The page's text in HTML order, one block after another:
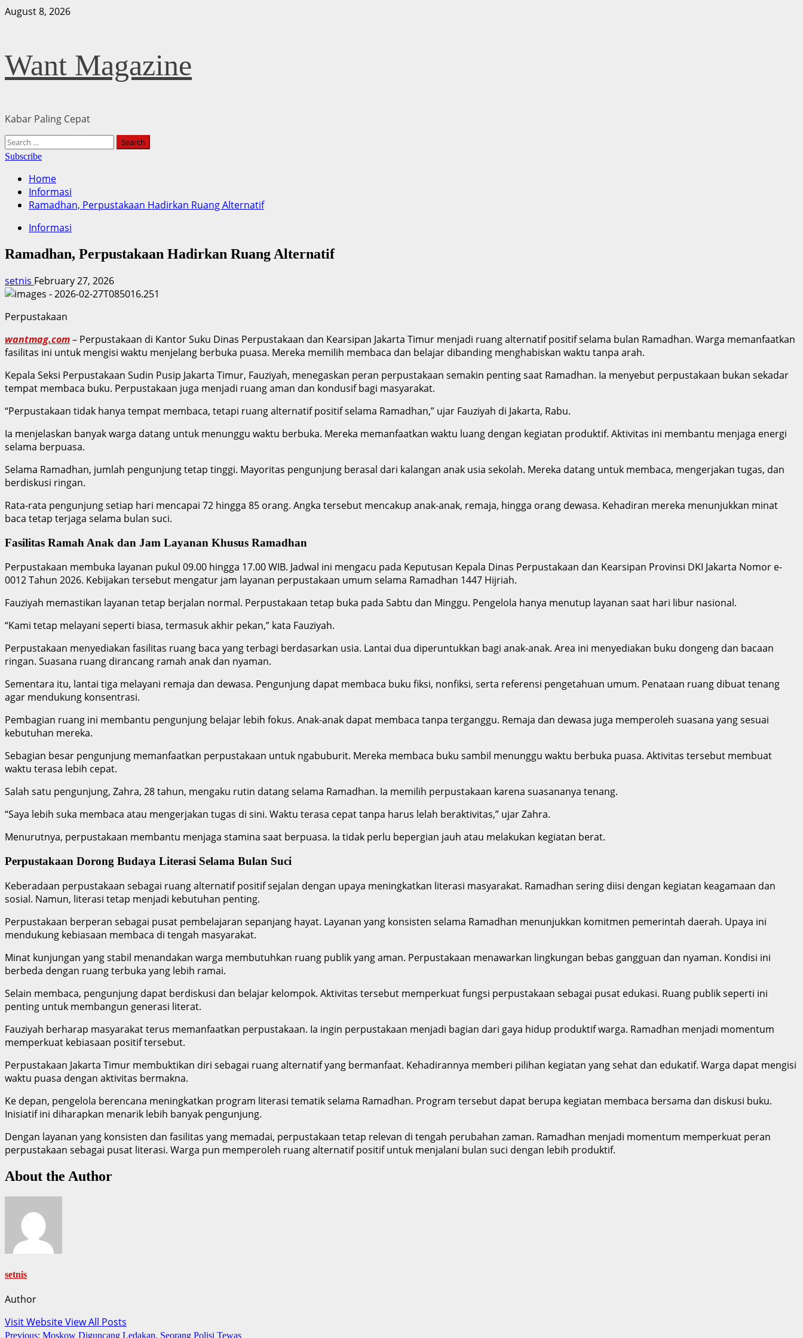
Skip
August 8, 2026
Want Magazine
Kabar Paling Cepat
Primary
Menu
Search
for:
Subscribe
Home
Informasi
Ramadhan, Perpustakaan Hadirkan Ruang Alternatif
Informasi
Ramadhan, Perpustakaan Hadirkan Ruang Alternatif
setnis February 27, 2026
Perpustakaan
wantmag.com– Perpustakaan di Kantor Suku Dinas Perpustakaan dan Kearsipan Jakarta Timur menjadi ruang alternatif positif selama bulan Ramadhan. Warga memanfaatkan
fasilitas ini untuk mengisi waktu menjelang berbuka puasa. Mereka memilih membaca dan belajar dibanding menghabiskan waktu tanpa arah.
Kepala Seksi Perpustakaan Sudin Pusip Jakarta Timur, Fauziyah, menegaskan peran perpustakaan semakin penting saat Ramadhan. Ia menyebut perpustakaan bukan sekadar
tempat membaca buku. Perpustakaan juga menjadi ruang aman dan kondusif bagi masyarakat.
“Perpustakaan tidak hanya tempat membaca, tetapi ruang alternatif positif selama Ramadhan,” ujar Fauziyah di Jakarta, Rabu.
Ia menjelaskan banyak warga datang untuk menunggu waktu berbuka. Mereka memanfaatkan waktu luang dengan kegiatan produktif. Aktivitas ini membantu menjaga energi
selama berpuasa.
Selama Ramadhan, jumlah pengunjung tetap tinggi. Mayoritas pengunjung berasal dari kalangan anak usia sekolah. Mereka datang untuk membaca, mengerjakan tugas, dan
berdiskusi ringan.
Rata-rata pengunjung setiap hari mencapai 72 hingga 85 orang. Angka tersebut mencakup anak-anak, remaja, hingga orang dewasa. Kehadiran mereka menunjukkan minat
baca tetap terjaga selama bulan suci.
Fasilitas Ramah Anak dan Jam Layanan Khusus Ramadhan
Perpustakaan membuka layanan pukul 09.00 hingga 17.00 WIB. Jadwal ini mengacu pada Keputusan Kepala Dinas Perpustakaan dan Kearsipan Provinsi DKI Jakarta Nomor e-
0012 Tahun 2026. Kebijakan tersebut mengatur jam layanan perpustakaan umum selama Ramadhan 1447 Hijriah.
Fauziyah memastikan layanan tetap berjalan normal. Perpustakaan tetap buka pada Sabtu dan Minggu. Pengelola hanya menutup layanan saat hari libur nasional.
“Kami tetap melayani seperti biasa, termasuk akhir pekan,” kata Fauziyah.
Perpustakaan menyediakan fasilitas ruang baca yang terbagi berdasarkan usia. Lantai dua diperuntukkan bagi anak-anak. Area ini menyediakan buku dongeng dan bacaan
ringan. Suasana ruang dirancang ramah anak dan nyaman.
Sementara itu, lantai tiga melayani remaja dan dewasa. Pengunjung dapat membaca buku fiksi, nonfiksi, serta referensi pengetahuan umum. Penataan ruang dibuat tenang
agar mendukung konsentrasi.
Pembagian ruang ini membantu pengunjung belajar lebih fokus. Anak-anak dapat membaca tanpa terganggu. Remaja dan dewasa juga memperoleh suasana yang sesuai
kebutuhan mereka.
Sebagian besar pengunjung memanfaatkan perpustakaan untuk ngabuburit. Mereka membaca buku sambil menunggu waktu berbuka puasa. Aktivitas tersebut membuat
waktu terasa lebih cepat.
Salah satu pengunjung, Zahra, 28 tahun, mengaku rutin datang selama Ramadhan. Ia memilih perpustakaan karena suasananya tenang.
“Saya lebih suka membaca atau mengerjakan tugas di sini. Waktu terasa cepat tanpa harus lelah beraktivitas,” ujar Zahra.
Menurutnya, perpustakaan membantu menjaga stamina saat berpuasa. Ia tidak perlu bepergian jauh atau melakukan kegiatan berat.
Perpustakaan Dorong Budaya Literasi Selama Bulan Suci
Keberadaan perpustakaan sebagai ruang alternatif positif sejalan dengan upaya meningkatkan literasi masyarakat. Ramadhan sering diisi dengan kegiatan keagamaan dan
sosial. Namun, literasi tetap menjadi kebutuhan penting.
Perpustakaan berperan sebagai pusat pembelajaran sepanjang hayat. Layanan yang konsisten selama Ramadhan menunjukkan komitmen pemerintah daerah. Upaya ini
mendukung kebiasaan membaca di tengah masyarakat.
Minat kunjungan yang stabil menandakan warga membutuhkan ruang publik yang aman. Perpustakaan menawarkan lingkungan bebas gangguan dan nyaman. Kondisi ini
berbeda dengan ruang terbuka yang lebih ramai.
Selain membaca, pengunjung dapat berdiskusi dan belajar kelompok. Aktivitas tersebut memperkuat fungsi perpustakaan sebagai pusat edukasi. Ruang publik seperti ini
penting untuk membangun generasi literat.
Fauziyah berharap masyarakat terus memanfaatkan perpustakaan. Ia ingin perpustakaan menjadi bagian dari gaya hidup produktif warga. Ramadhan menjadi momentum
memperkuat kebiasaan positif tersebut.
Perpustakaan Jakarta Timur membuktikan diri sebagai ruang alternatif yang bermanfaat. Kehadirannya memberi pilihan kegiatan yang sehat dan edukatif. Warga dapat mengisi
waktu puasa dengan aktivitas bermakna.
Ke depan, pengelola berencana meningkatkan program literasi tematik selama Ramadhan. Program tersebut dapat berupa kegiatan membaca bersama dan diskusi buku.
Inisiatif ini diharapkan menarik lebih banyak pengunjung.
Dengan layanan yang konsisten dan fasilitas yang memadai, perpustakaan tetap relevan di tengah perubahan zaman. Ramadhan menjadi momentum memperkuat peran
perpustakaan sebagai pusat literasi. Warga pun memperoleh ruang alternatif positif untuk menjalani bulan suci dengan lebih produktif.
About the Author
setnis
Author
Visit WebsiteView All Posts
Previous: Moskow Diguncang Ledakan, Seorang Polisi Tewas